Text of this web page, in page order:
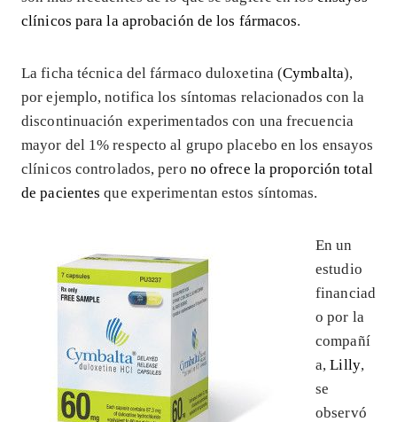
clínicos para la aprobación de los fármacos.
La ficha técnica del fármaco duloxetina (Cymbalta),
por ejemplo, notifica los síntomas relacionados con la
discontinuación experimentados con una frecuencia
mayor del 1% respecto al grupo placebo en los ensayos
clínicos controlados, pero no ofrece la proporción total
de pacientes que experimentan estos síntomas.
En un
estudio
financiad
o por la
compañí
a,Lilly,
se
observó